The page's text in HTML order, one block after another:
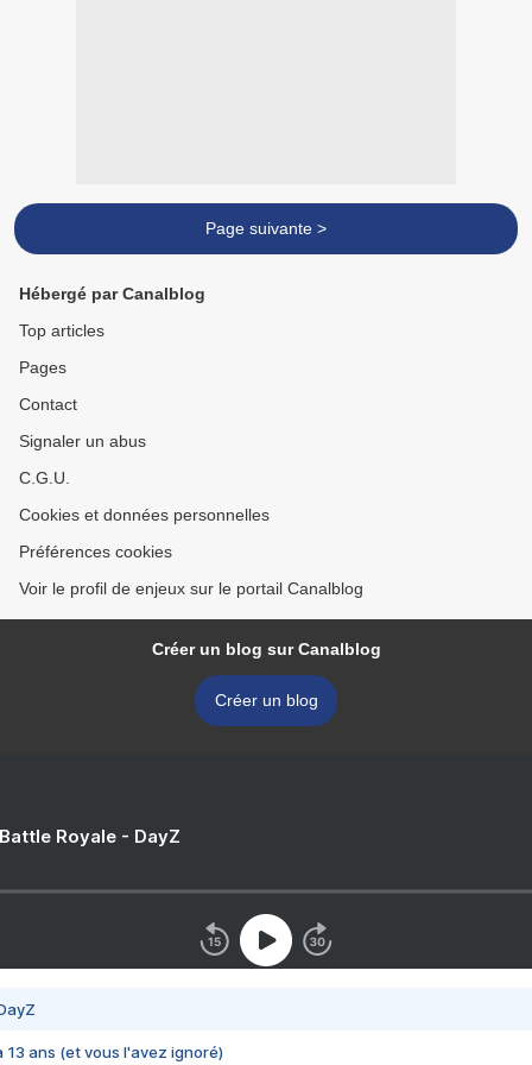
Page suivante >
Hébergé par Canalblog
Top articles
Pages
Contact
Signaler un abus
C.G.U.
Cookies et données personnelles
Préférences cookies
Voir le profil de enjeux sur le portail Canalblog
Créer un blog sur Canalblog
Créer un blog
Royale - DayZ
13 ans (et vous l'avez ignoré)